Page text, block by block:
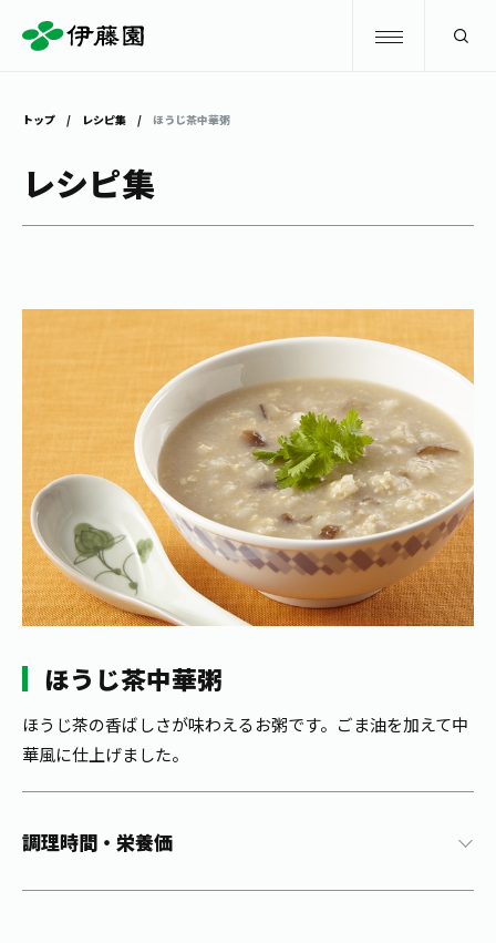
健康ミネラルむぎ茶
TULLY'S COFFEE
商品情報
ブランドから探す
カテゴリーから探す
キーワードから探す
お茶を知る・楽しむ
お茶を知る・楽しむ
お茶のいれ方
動画ギャラリー
レシピ集
お茶を知る
お茶百科
お茶百科キッズ
茶産地育成事業
茶殻リサイクルシステム
体験・イベント
見学・体験
工場見学
お茶の複合型博物館
新俳句大賞
Green Tea for Good
店舗・通販
伊藤園の店舗トップ
店舗検索
通信販売トップ
THE ITOEN
お客様相談室
トップ レシピ集 ほうじ茶中華粥
レシピ集
ほうじ茶中華粥
ほうじ茶の香ばしさが味わえるお粥です。ごま油を加えて中
華風に仕上げました。
調理時間・栄養価